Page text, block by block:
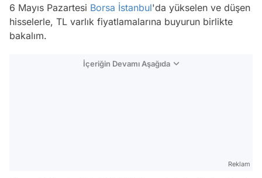
6 Mayıs Pazartesi Borsa İstanbul'da yükselen ve düşen
hisselerle, TL varlık fiyatlamalarına buyurun birlikte
bakalım.
İçeriğin Devamı Aşağıda
Reklam